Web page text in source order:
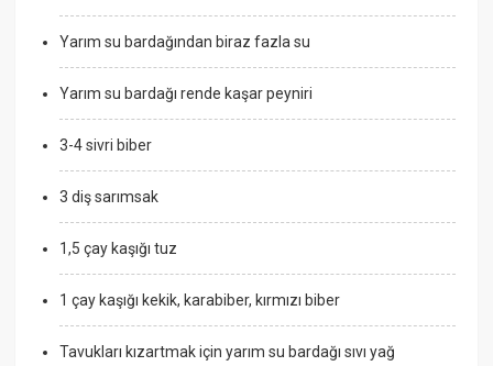
Yarım su bardağından biraz fazla su
Yarım su bardağı rende kaşar peyniri
3-4 sivri biber
3 diş sarımsak
1,5 çay kaşığı tuz
1 çay kaşığı kekik, karabiber, kırmızı biber
Tavukları kızartmak için yarım su bardağı sıvı yağ